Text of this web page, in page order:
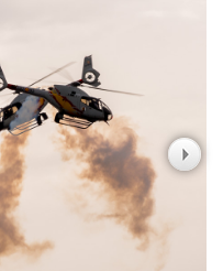
Viejo Peña